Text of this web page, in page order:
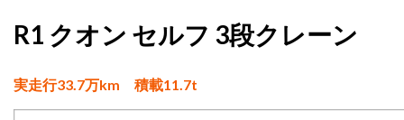
R1 クオン セルフ 3段クレーン
実走行33.7万km 積載11.7t